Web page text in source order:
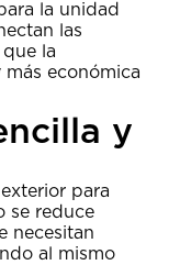
la unidad
las
la
más económica
y
para
se reduce
necesitan
al mismo